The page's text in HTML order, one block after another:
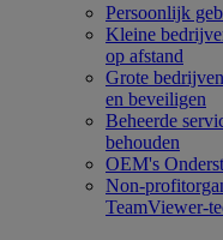
Persoonlijk
Kleine
op afstand
Grote bedrijven
en beveiligen
Beheerde
behouden
OEM's
Non-
TeamViewer-